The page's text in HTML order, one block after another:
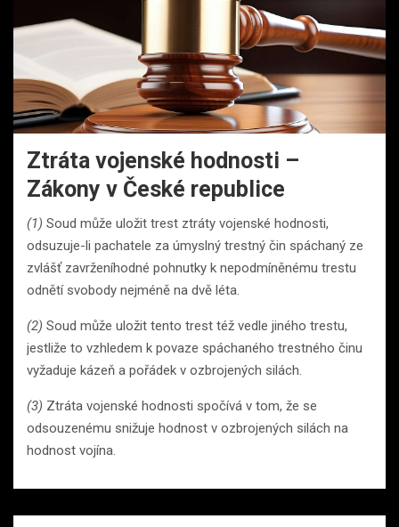
Ztráta vojenské hodnosti –
Zákony v České republice
(1) Soud může uložit trest ztráty vojenské hodnosti,
odsuzuje-li pachatele za úmyslný trestný čin spáchaný ze
zvlášť zavrženíhodné pohnutky k nepodmíněnému trestu
odnětí svobody nejméně na dvě léta.
(2) Soud může uložit tento trest též vedle jiného trestu,
jestliže to vzhledem k povaze spáchaného trestného činu
vyžaduje kázeň a pořádek v ozbrojených silách.
(3) Ztráta vojenské hodnosti spočívá v tom, že se
odsouzenému snižuje hodnost v ozbrojených silách na
hodnost vojína.